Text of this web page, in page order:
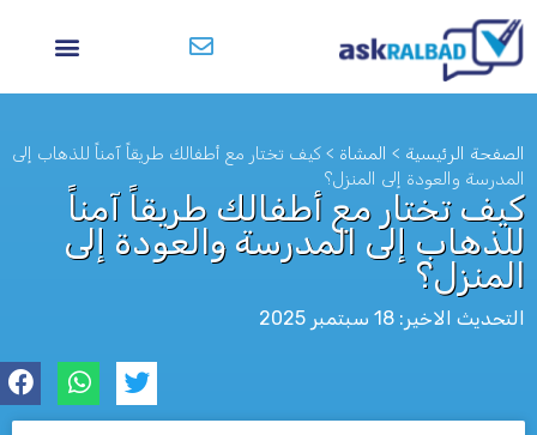
الصفحة الرئيسية > المشاة > كيف تختار مع أطفالك طريقاً آمناً للذهاب إلى
المدرسة والعودة إلى المنزل؟
كيف تختار مع أطفالك طريقاً آمناً
للذهاب إلى المدرسة والعودة إلى
المنزل؟
التحديث الاخير: 18 سبتمبر 2025